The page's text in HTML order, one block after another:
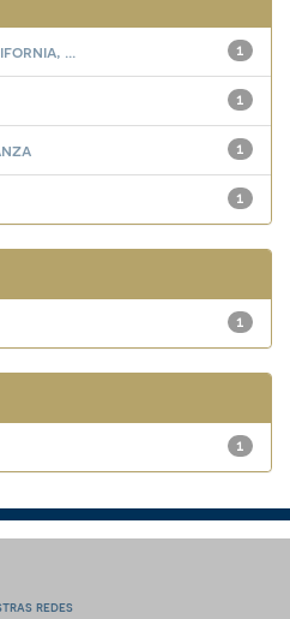
1
...
1
1
1
1
1
redes